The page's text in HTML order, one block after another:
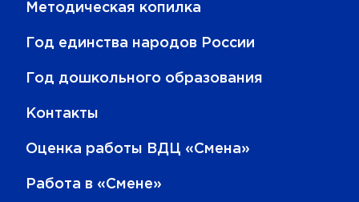
Методическая копилка
Год единства народов России
Год дошкольного образования
Контакты
Оценка работы ВДЦ «Смена»
Работа в «Смене»